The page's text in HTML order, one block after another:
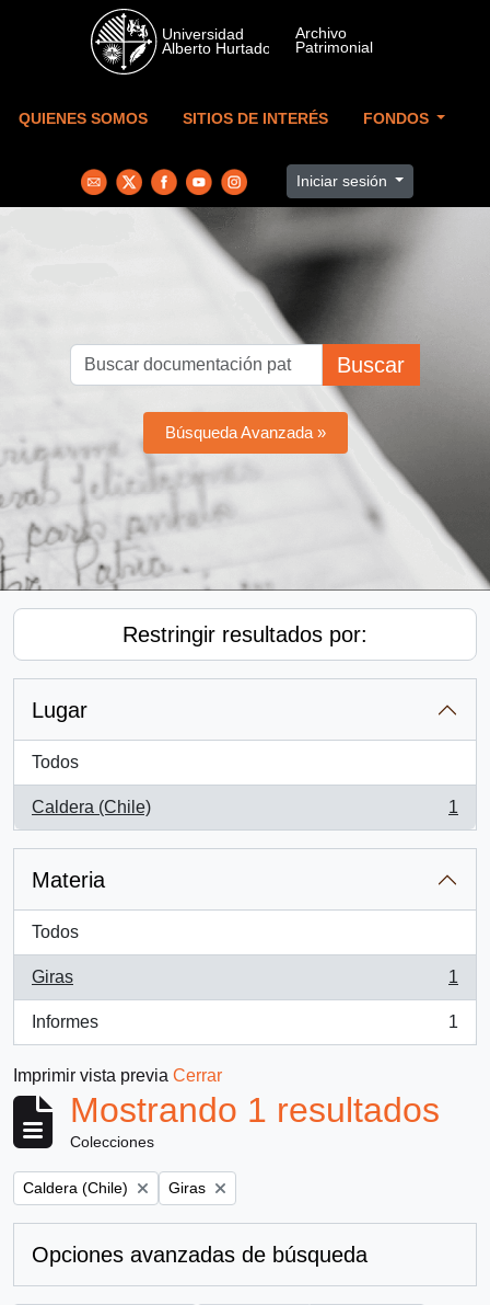
Skip to main content
QUIENES SOMOS SITIOS DE INTERÉS FONDOS
Iniciar sesión
Buscar
Búsqueda Avanzada »
Restringir resultados por:
Lugar
Todos
Caldera (Chile)
, 1 resultados
1
Materia
Todos
Giras
, 1 resultados
1
Informes
, 1 resultados
1
Imprimir vista previa Cerrar
Mostrando 1 resultados
Colecciones
Remove filter:
Caldera (Chile) Remove filter:
Giras
Opciones avanzadas de búsqueda